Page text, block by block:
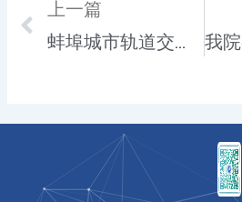
Prev
上一篇
蚌埠城市轨道交通职业学院特色办学服务地方经济转型发展